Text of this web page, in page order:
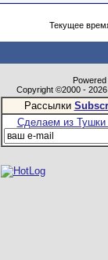
Текущее
Copyright ©2000 -
Рассылки
Сделаем из Тушки